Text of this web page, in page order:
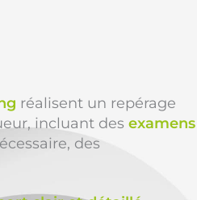
réalisent un repérage
incluant des examens
des